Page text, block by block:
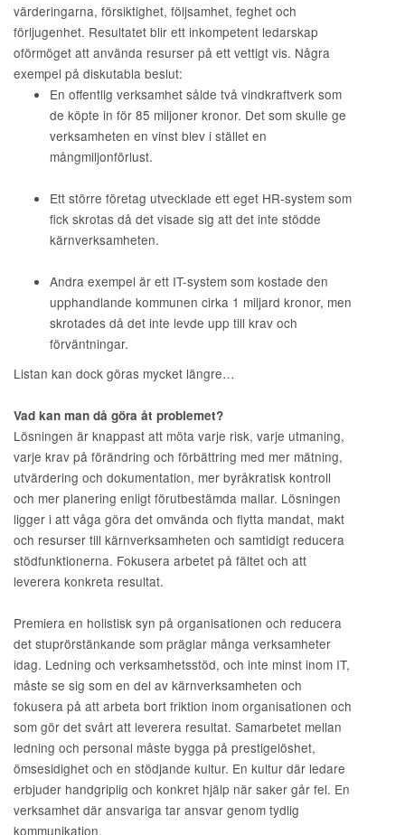
värderingarna, försiktighet, följsamhet, feghet och
förljugenhet. Resultatet blir ett inkompetent ledarskap
oförmöget att använda resurser på ett vettigt vis. Några
exempel på diskutabla beslut:
En offentlig verksamhet sålde två vindkraftverk som
de köpte in för 85 miljoner kronor. Det som skulle ge
verksamheten en vinst blev i stället en
mångmiljonförlust.
Ett större företag utvecklade ett eget HR-system som
fick skrotas då det visade sig att det inte stödde
kärnverksamheten.
Andra exempel är ett IT-system som kostade den
upphandlande kommunen cirka 1 miljard kronor, men
skrotades då det inte levde upp till krav och
förväntningar.
Listan kan dock göras mycket längre…
Vad kan man då göra åt problemet?
Lösningen är knappast att möta varje risk, varje utmaning,
varje krav på förändring och förbättring med mer mätning,
utvärdering och dokumentation, mer byråkratisk kontroll
och mer planering enligt förutbestämda mallar. Lösningen
ligger i att våga göra det omvända och flytta mandat, makt
och resurser till kärnverksamheten och samtidigt reducera
stödfunktionerna. Fokusera arbetet på fältet och att
leverera konkreta resultat.
Premiera en holistisk syn på organisationen och reducera
det stuprörstänkande som präglar många verksamheter
idag. Ledning och verksamhetsstöd, och inte minst inom IT,
måste se sig som en del av kärnverksamheten och
fokusera på att arbeta bort friktion inom organisationen och
som gör det svårt att leverera resultat. Samarbetet mellan
ledning och personal måste bygga på prestigelöshet,
ömsesidighet och en stödjande kultur. En kultur där ledare
erbjuder handgriplig och konkret hjälp när saker går fel. En
verksamhet där ansvariga tar ansvar genom tydlig
kommunikation.